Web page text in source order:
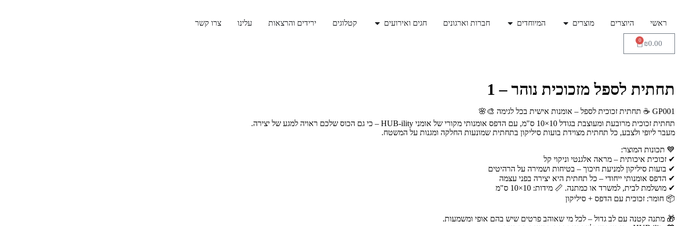
ראשי היוצרים מוצרים המיוחדים חברות וארגונים חגים ואירועים קטלוגים ירידים והרצאות עלינו צרו קשר
₪0.00
0
תחתית לספל מזכוכית נוהר – 1
GP001 ☕ תחתית זכוכית לספל – אומנות אישית בכל לגימה 🎨🌸
תחתית זכוכית מרובעת ומעוצבת בגודל 10×10 ס"מ, עם הדפס אומנותי מקורי של אומני HUB-ility – כי גם הכוס שלכם ראויה למגע של יצירה.
מעבר ליופי ולצבע, כל תחתית מצוידת בועות סיליקון בתחתית שמונעות החלקה ומגנות על המשטח.
💙 תכונות המוצר:
✔ זכוכית איכותית – מראה אלגנטי וניקוי קל
✔ בועות סיליקון למניעת חיכוך – בטיחות ושמירה על הרהיטים
✔ הדפס אומנותי ייחודי – כל תחתית היא יצירה בפני עצמה
✔ מושלמת לבית, למשרד או כמתנה. 📏 מידות: 10×10 ס"מ
📦 חומר: זכוכית עם הדפס + סיליקון
🎁 מתנה קטנה עם לב גדול – לכל מי שאוהב פרטים שיש בהם אופי ומשמעות.